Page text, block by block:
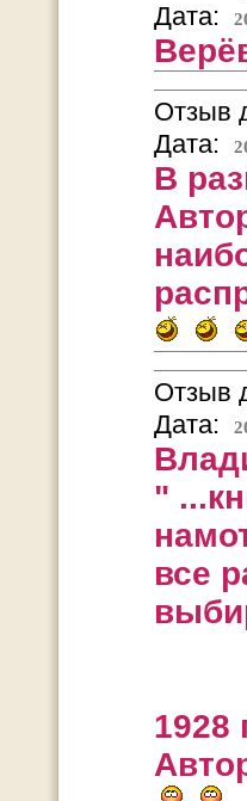
Дата:
Отзыв
Дата:
В
Отзыв
Дата:
"
все
1928